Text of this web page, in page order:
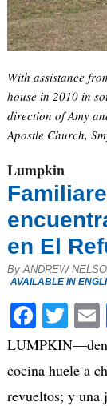
With assistance
house in 2010 in
direction of Amy
Apostle Church,
Lumpkin
en El
By ANDREW
AVAILABLE IN
cocina huele a
revueltos; y una